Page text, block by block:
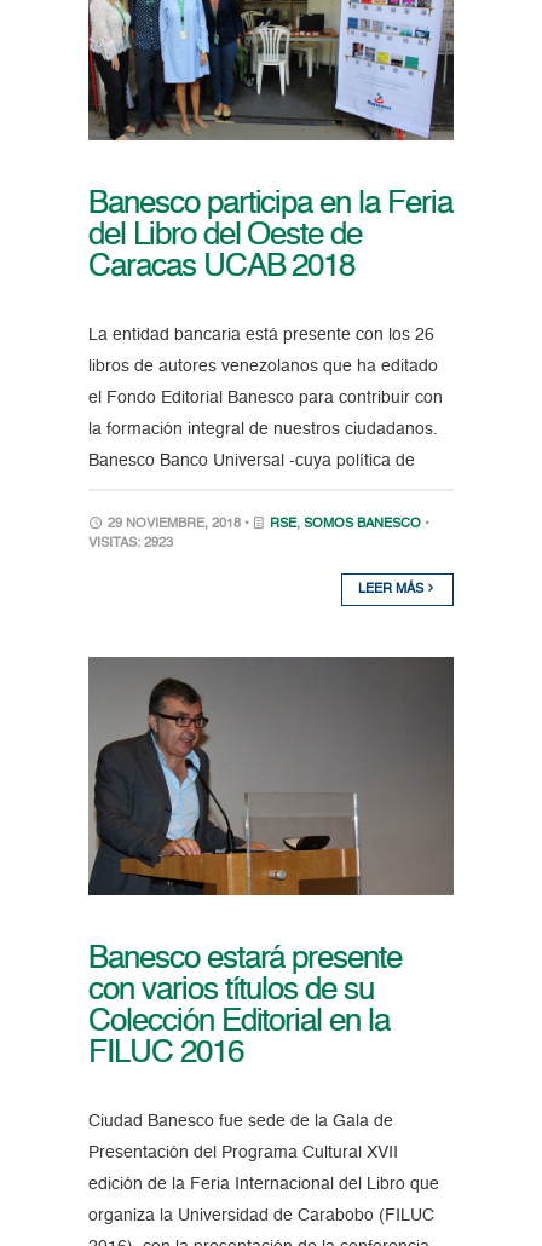
Banesco participa en la Feria
del Libro del Oeste de
Caracas UCAB 2018
La entidad bancaria está presente con los 26
libros de autores venezolanos que ha editado
el Fondo Editorial Banesco para contribuir con
la formación integral de nuestros ciudadanos.
Banesco Banco Universal -cuya política de
29 NOVIEMBRE, 2018 • RSE, SOMOS BANESCO •
VISITAS: 2923
LEER MÁS
Banesco estará presente
con varios títulos de su
Colección Editorial en la
FILUC 2016
Ciudad Banesco fue sede de la Gala de
Presentación del Programa Cultural XVII
edición de la Feria Internacional del Libro que
organiza la Universidad de Carabobo (FILUC